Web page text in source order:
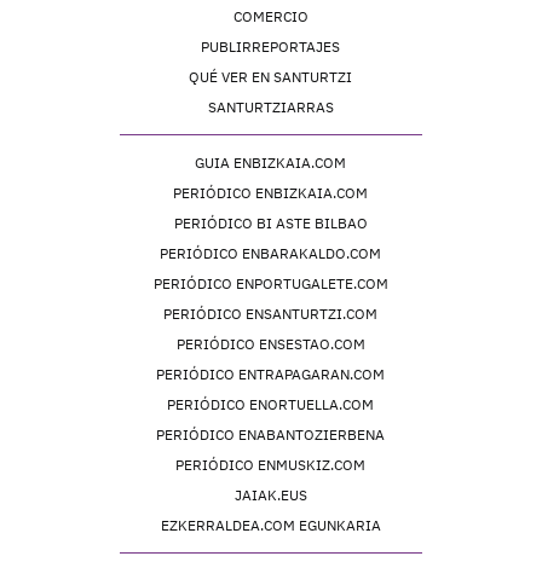
COMERCIO
PUBLIRREPORTAJES
QUÉ VER EN SANTURTZI
SANTURTZIARRAS
GUIA ENBIZKAIA.COM
PERIÓDICO ENBIZKAIA.COM
PERIÓDICO BI ASTE BILBAO
PERIÓDICO ENBARAKALDO.COM
PERIÓDICO ENPORTUGALETE.COM
PERIÓDICO ENSANTURTZI.COM
PERIÓDICO ENSESTAO.COM
PERIÓDICO ENTRAPAGARAN.COM
PERIÓDICO ENORTUELLA.COM
PERIÓDICO ENABANTOZIERBENA
PERIÓDICO ENMUSKIZ.COM
JAIAK.EUS
EZKERRALDEA.COM EGUNKARIA